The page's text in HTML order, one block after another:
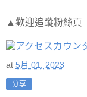
▲歡迎追蹤粉絲頁
at 5月 01, 2023
分享